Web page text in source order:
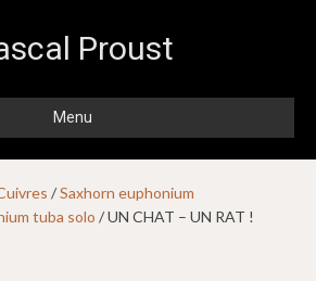
Proust
Menu
/Saxhorn euphonium
tuba solo / UN CHAT – UN RAT !